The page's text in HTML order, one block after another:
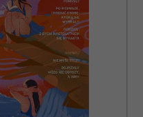
Informacje o tym, jak
partnerom
i analitycznym.
z innymi danymi
podczas